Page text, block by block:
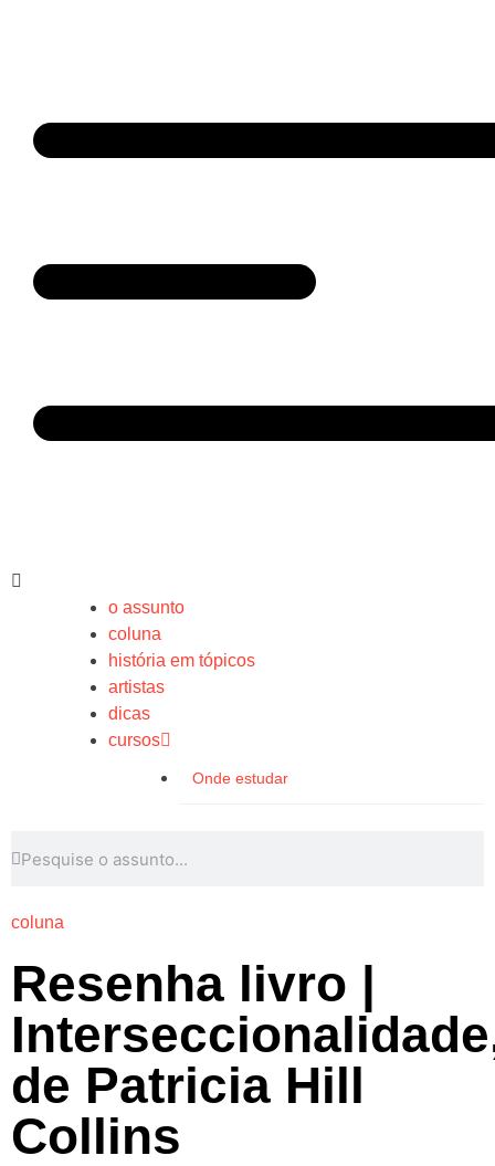
o assunto
coluna
história em tópicos
artistas
dicas
cursos
Onde estudar
coluna
Resenha livro |
de Patricia Hill
Collins